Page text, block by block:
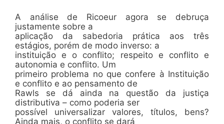
A análise de Ricoeur agora se debruça
justamente sobre a
aplicação da sabedoria prática aos três
estágios, porém de modo inverso: a
instituição e o conflito; respeito e conflito e
autonomia e conflito. Um
primeiro problema no que confere à Instituição
e conflito e ao pensamento de
Rawls se dá ainda na questão da justiça
distributiva – como poderia ser
possível universalizar valores, títulos, bens?
Ainda mais, o conflito se dará